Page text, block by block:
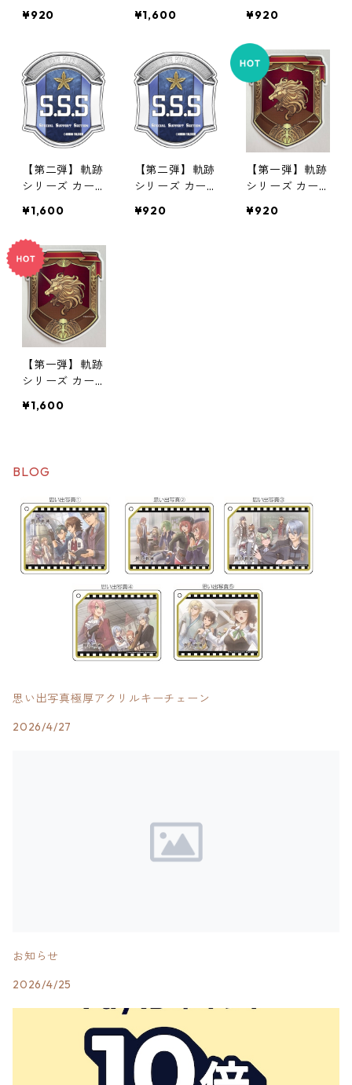
ット
¥920
個セット販売）
¥1,600
品販売）
¥920
【第二弾】軌跡
シリーズ カー
個セット販売）
¥1,600
【第二弾】軌跡
シリーズ カー
品販売）
¥920
【第一弾】軌跡
シリーズ カー
品販売）
¥920
【第一弾】軌跡
シリーズ カー
個セット販売）
¥1,600
BLOG
思い出写真極厚アクリルキーチェーン
2026/4/27
お知らせ
2026/4/25